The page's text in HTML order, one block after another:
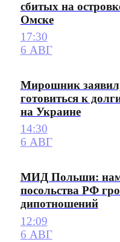
сбитых на
Омске
17:30
6 АВГ
Мирошник
готовиться к
на Украине
14:30
6 АВГ
МИД Польши:
посольства РФ
дипотношений
12:09
6 АВГ